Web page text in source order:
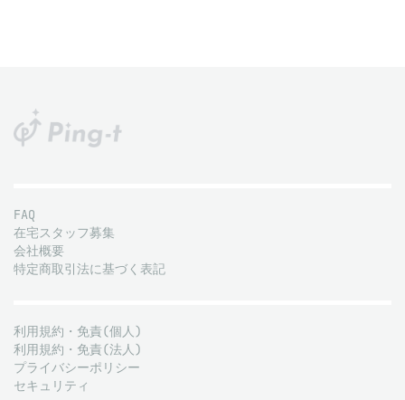
FAQ
在宅スタッフ募集
会社概要
特定商取引法に基づく表記
利用規約・免責(個人)
利用規約・免責(法人)
プライバシーポリシー
セキュリティ